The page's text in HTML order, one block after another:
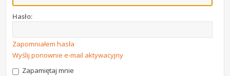
Hasło:
Zapomniałem hasła
Wyślij ponownie e-mail aktywacyjny
Zapamiętaj mnie